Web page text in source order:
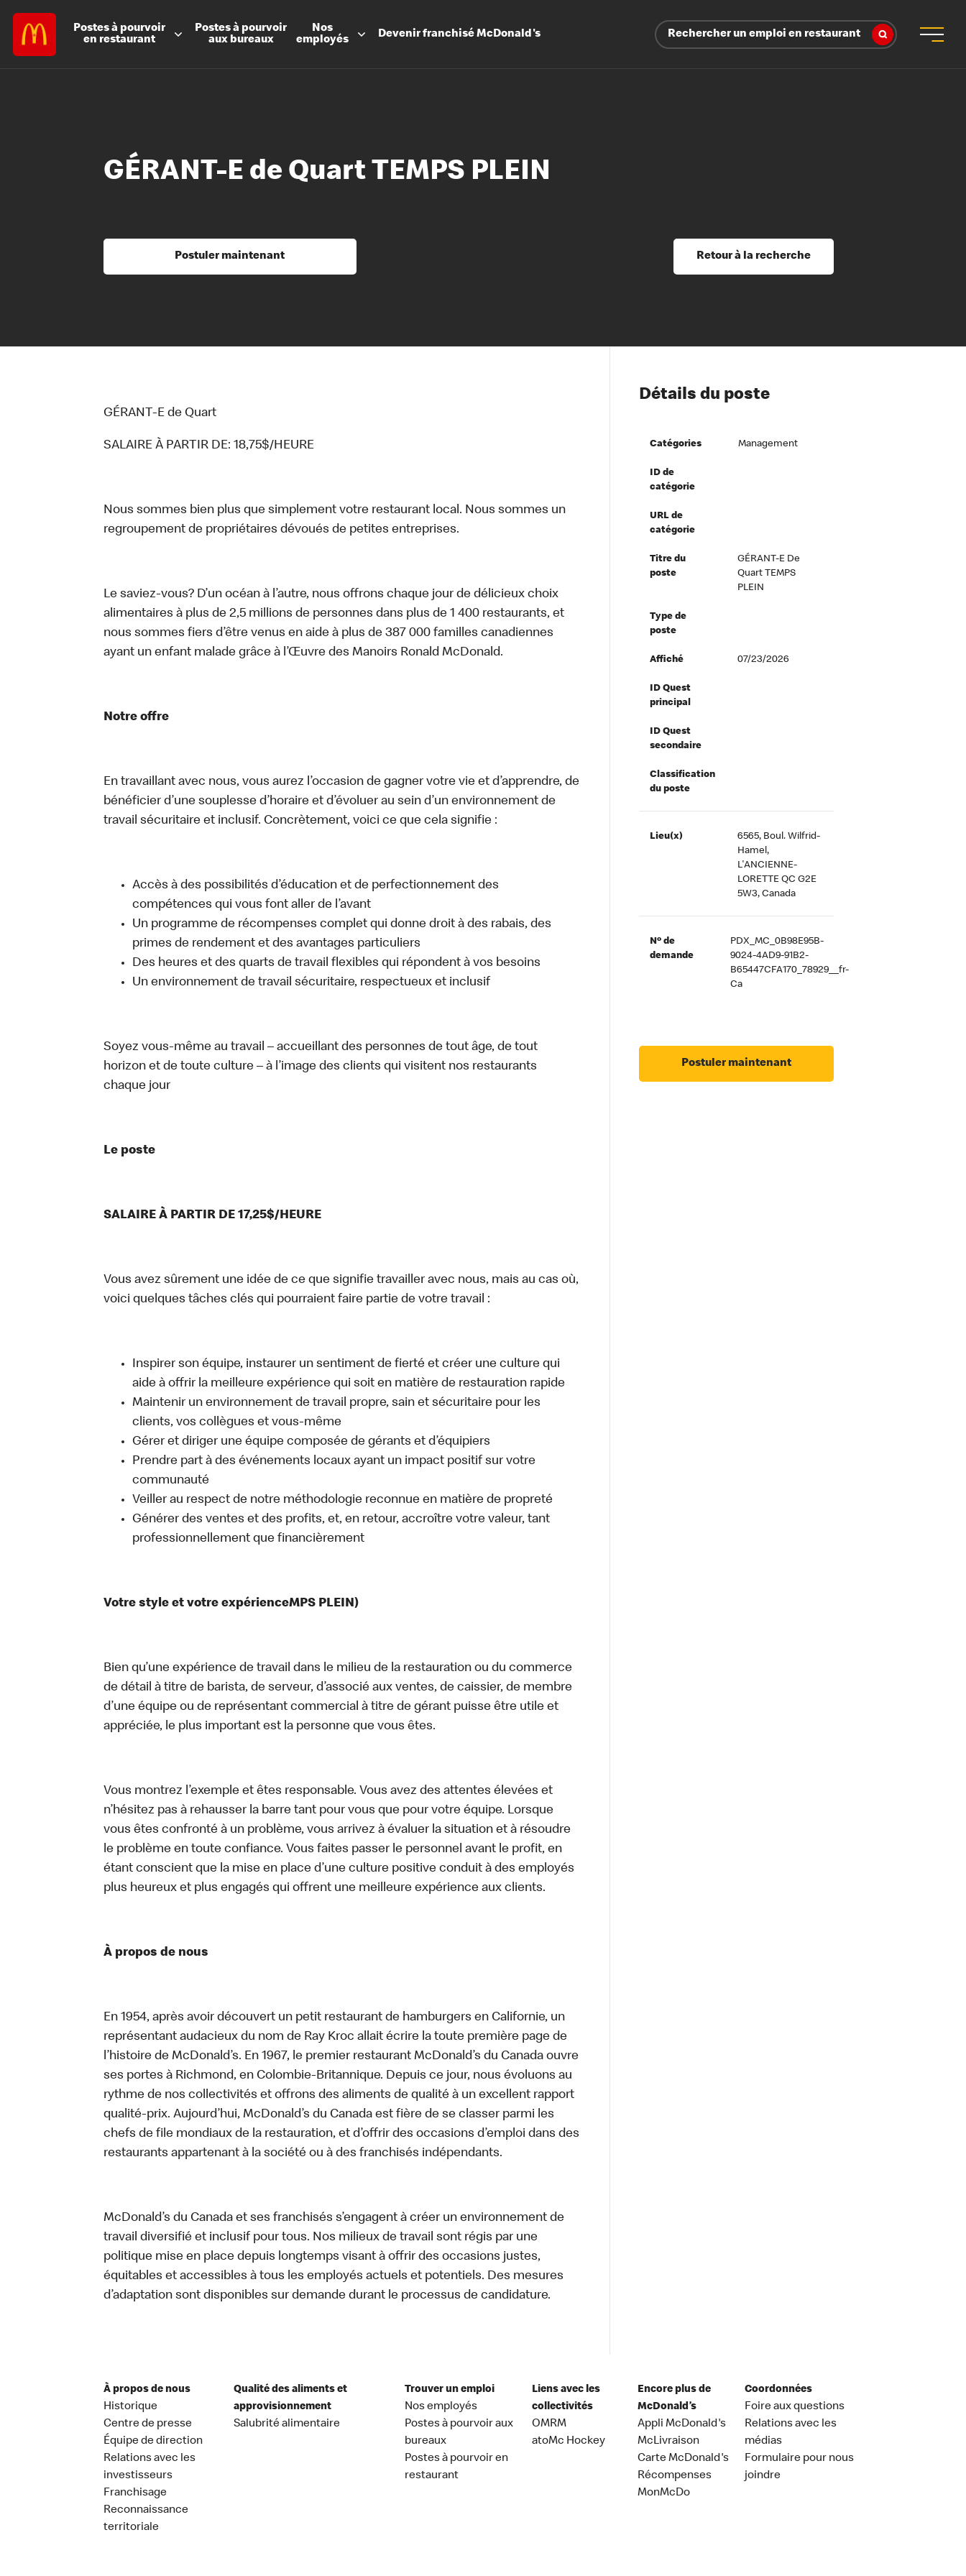
Postes à pourvoir
en restaurant
Postes à pourvoir
aux bureaux
Nos
employés
DevenirfranchiséMcDonald's Rechercher un emploi en restaurant
Apprentissage et perfectionnement
Les Arches du savoir
Notre vision à l’égard de nos employés
Nos principes directeurs
Diversité, équité et inclusion
Santé et sécurité au travail
Accommodements
GÉRANT-E de Quart TEMPS PLEIN
Postuler maintenant Retour à la recherche
GÉRANT-E de Quart
SALAIRE À PARTIR DE: 18,75$/HEURE
Nous sommes bien plus que simplement votre restaurant local. Nous sommes un
regroupement de propriétaires dévoués de petites entreprises.
Le saviez-vous? D’un océan à l’autre, nous offrons chaque jour de délicieux choix
alimentaires à plus de 2,5 millions de personnes dans plus de 1 400 restaurants, et
nous sommes fiers d’être venus en aide à plus de 387 000 familles canadiennes
ayant un enfant malade grâce à l’Œuvre des Manoirs Ronald McDonald.
Notre offre
En travaillant avec nous, vous aurez l’occasion de gagner votre vie et d’apprendre, de
bénéficier d’une souplesse d’horaire et d’évoluer au sein d’un environnement de
travail sécuritaire et inclusif. Concrètement, voici ce que cela signifie :
Accès à des possibilités d’éducation et de perfectionnement des
compétences qui vous font aller de l’avant
Un programme de récompenses complet qui donne droit à des rabais, des
primes de rendement et des avantages particuliers
Des heures et des quarts de travail flexibles qui répondent à vos besoins
Un environnement de travail sécuritaire, respectueux et inclusif
Soyez vous-même au travail – accueillant des personnes de tout âge, de tout
horizon et de toute culture – à l’image des clients qui visitent nos restaurants
chaque jour
Le poste
SALAIRE À PARTIR DE 17,25$/HEURE
Vous avez sûrement une idée de ce que signifie travailler avec nous, mais au cas où,
voici quelques tâches clés qui pourraient faire partie de votre travail :
Inspirer son équipe, instaurer un sentiment de fierté et créer une culture qui
aide à offrir la meilleure expérience qui soit en matière de restauration rapide
Maintenir un environnement de travail propre, sain et sécuritaire pour les
clients, vos collègues et vous-même
Gérer et diriger une équipe composée de gérants et d’équipiers
Prendre part à des événements locaux ayant un impact positif sur votre
communauté
Veiller au respect de notre méthodologie reconnue en matière de propreté
Générer des ventes et des profits, et, en retour, accroître votre valeur, tant
professionnellement que financièrement
Votre style et votre expérienceMPS PLEIN)
Bien qu’une expérience de travail dans le milieu de la restauration ou du commerce
de détail à titre de barista, de serveur, d’associé aux ventes, de caissier, de membre
d’une équipe ou de représentant commercial à titre de gérant puisse être utile et
appréciée, le plus important est la personne que vous êtes.
Vous montrez l’exemple et êtes responsable. Vous avez des attentes élevées et
n’hésitez pas à rehausser la barre tant pour vous que pour votre équipe. Lorsque
vous êtes confronté à un problème, vous arrivez à évaluer la situation et à résoudre
le problème en toute confiance. Vous faites passer le personnel avant le profit, en
étant conscient que la mise en place d’une culture positive conduit à des employés
plus heureux et plus engagés qui offrent une meilleure expérience aux clients.
À propos de nous
En 1954, après avoir découvert un petit restaurant de hamburgers en Californie, un
représentant audacieux du nom de Ray Kroc allait écrire la toute première page de
l’histoire de McDonald’s. En 1967, le premier restaurant McDonald’s du Canada ouvre
ses portes à Richmond, en Colombie-Britannique. Depuis ce jour, nous évoluons au
rythme de nos collectivités et offrons des aliments de qualité à un excellent rapport
qualité-prix. Aujourd’hui, McDonald’s du Canada est fière de se classer parmi les
chefs de file mondiaux de la restauration, et d’offrir des occasions d’emploi dans des
restaurants appartenant à la société ou à des franchisés indépendants.
McDonald’s du Canada et ses franchisés s’engagent à créer un environnement de
travail diversifié et inclusif pour tous. Nos milieux de travail sont régis par une
politique mise en place depuis longtemps visant à offrir des occasions justes,
équitables et accessibles à tous les employés actuels et potentiels. Des mesures
d’adaptation sont disponibles sur demande durant le processus de candidature.
Détails du poste
Catégories Management
ID de
catégorie
URL de
catégorie
Titre du
poste
GÉRANT-E De
Quart TEMPS
PLEIN
Type de
poste
Affiché 07/23/2026
ID Quest
principal
ID Quest
secondaire
Classification
du poste
Lieu(x)
6565, Boul. Wilfrid-
Hamel,
L'ANCIENNE-
LORETTE QC G2E
5W3, Canada
Nº de
demande
PDX_MC_0B98E95B-
9024-4AD9-91B2-
B65447CFA170_78929__fr-
Ca
Postuler maintenant
À propos de nous
Historique
Centre de presse
Équipe de direction
Relations avec les
investisseurs
Franchisage
Reconnaissance
territoriale
Qualité des aliments et
approvisionnement
Salubrité alimentaire
Trouver un emploi
Nos employés
Postes à pourvoir aux
bureaux
Postes à pourvoir en
restaurant
Liens avec les
collectivités
OMRM
atoMc Hockey
Encore plus de
McDonald’s
Appli McDonald's
McLivraison
Carte McDonald's
Récompenses
MonMcDo
Coordonnées
Foire aux questions
Relations avec les
médias
Formulaire pour nous
joindre